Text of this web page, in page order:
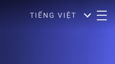
TIẾNG VIỆT